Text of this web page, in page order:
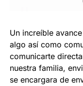
Un increíble
algo así como
comunicarte
nuestra familia,
se encargara de